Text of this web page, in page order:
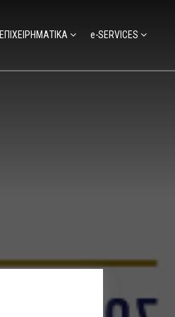
ΕΠΙΧΕΙΡΗΜΑΤΙΚΑ e-SERVICES